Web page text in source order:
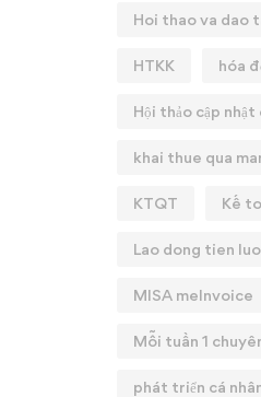
Hoi thao va dao
HTKK hóa
Hội thảo cập
khai thue qua
KTQT Kế
Lao dong tien
MISA meInvoice
Mỗi tuần 1
phát triển cá